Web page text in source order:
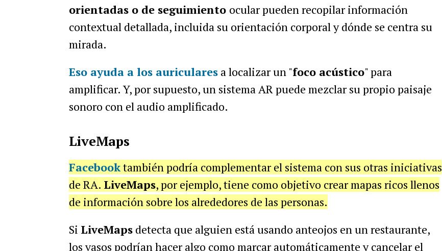
orientadas o de seguimiento ocular pueden recopilar información
contextual detallada, incluida su orientación corporal y dónde se centra su
mirada.
Eso ayuda a los auricularesa localizar un "foco acústico" para
amplificar. Y, por supuesto, un sistema AR puede mezclar su propio paisaje
sonoro con el audio amplificado.
LiveMaps
Facebooktambién podría complementar el sistema con sus otras iniciativas
de RA. LiveMaps, por ejemplo, tiene como objetivo crear mapas ricos llenos
de información sobre los alrededores de las personas.
Si LiveMapsdetecta que alguien está usando anteojos en un restaurante,
los vasos podrían hacer algo como marcar automáticamente y cancelar el